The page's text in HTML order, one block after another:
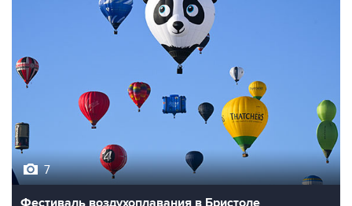
Фестиваль воздухоплавания в Бристоле